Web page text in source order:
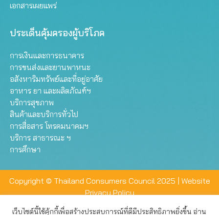
เอกสารเผยแพร่
ประเด็นคุ้มครองผู้บริโภค
การเงินและการธนาคาร
การขนส่งและยานพาหนะ
อสังหาริมทรัพย์และที่อยู่อาศัย
อาหาร ยา และผลิตภัณฑ์ฯ
บริการสุขภาพ
สินค้าและบริการทั่วไป
การสื่อสาร โทรคมนาคมฯ
บริการ สาธารณะ ฯ
การศึกษา
Copyright © Thailand Consumers Council 2025 | Website
Privacy Policy
เว็บไซต์นี้ใช้คุ้กกี้เพื่อสร้างประสบการณ์ที่ดีมีประสิทธิภาพยิ่งขึ้น อ่าน